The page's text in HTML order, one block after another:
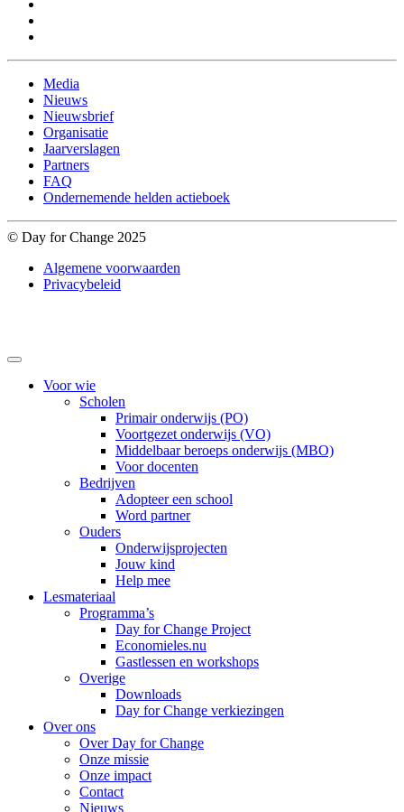
Media
Nieuws
Nieuwsbrief
Organisatie
Jaarverslagen
Partners
FAQ
Ondernemende helden actieboek
© Day for Change 2025
Algemene voorwaarden
Privacybeleid
Voor wie
Scholen
Primair onderwijs (PO)
Voortgezet onderwijs (VO)
Middelbaar beroeps onderwijs (MBO)
Voor docenten
Bedrijven
Adopteer een school
Word partner
Ouders
Onderwijsprojecten
Jouw kind
Help mee
Lesmateriaal
Programma’s
Day for Change Project
Economieles.nu
Gastlessen en workshops
Overige
Downloads
Day for Change verkiezingen
Over ons
Over Day for Change
Onze missie
Onze impact
Contact
Nieuws